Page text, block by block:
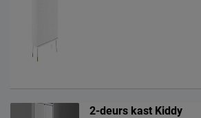
2-deurs kast Kiddy